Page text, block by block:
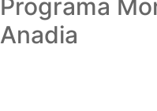
Programa
Anadia